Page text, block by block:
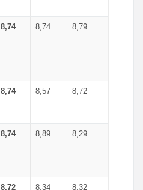
8,74 8,74 8,79
8,74 8,57 8,72
8,74 8,89 8,29
8,72 8,34 8,32